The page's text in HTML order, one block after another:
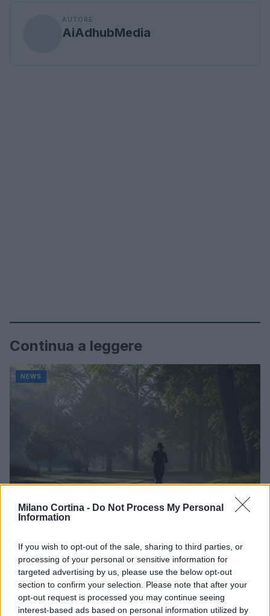
Milano Cortina - Do Not Process My Personal
Information
If you wish to opt-out of the sale, sharing to third parties, or
processing of your personal or sensitive information for
targeted advertising by us, please use the below opt-out
section to confirm your selection. Please note that after your
opt-out request is processed you may continue seeing
interest-based ads based on personal information utilized by
AUTORE
AiAdhubMedia
Continua a leggere
NEWS
Come scegliere le scarpe da running donna: comfort
e performance
Marco Tessari · 8 Ago 2026
NEWS